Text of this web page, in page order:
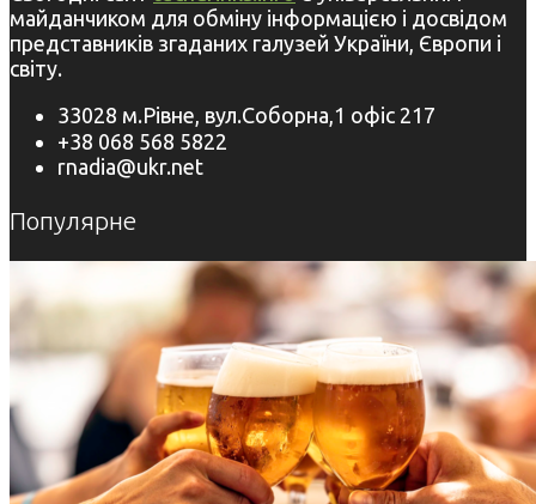
майданчиком для обміну інформацією і досвідом
представників згаданих галузей України, Європи і
світу.
33028 м.Рівне, вул.Соборна,1 офіс 217
+38 068 568 5822
rnadia@ukr.net
Популярне